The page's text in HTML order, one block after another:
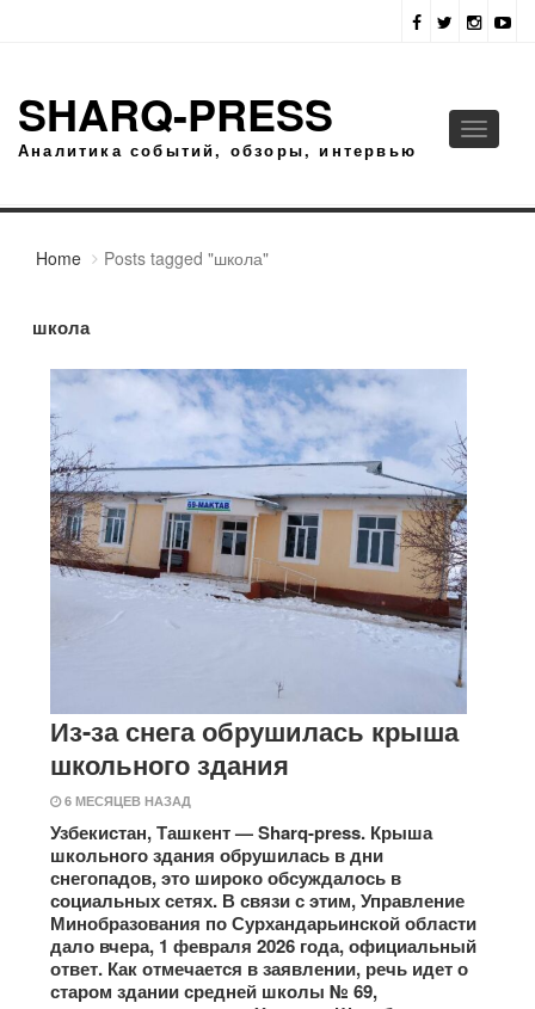
SHARQ-PRESS
Аналитика событий, обзоры, интервью
Toggle
Home Posts tagged "школа"
школа
Из-за снега обрушилась крыша
школьного здания
6 МЕСЯЦЕВ НАЗАД
Узбекистан, Ташкент — Sharq-press. Крыша
школьного здания обрушилась в дни
снегопадов, это широко обсуждалось в
социальных сетях. В связи с этим, Управление
Минобразования по Сурхандарьинской области
дало вчера, 1 февраля 2026 года, официальный
ответ. Как отмечается в заявлении, речь идет о
старом здании средней школы № 69,